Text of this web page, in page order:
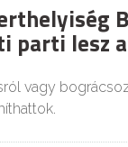
parti lesz
vagy